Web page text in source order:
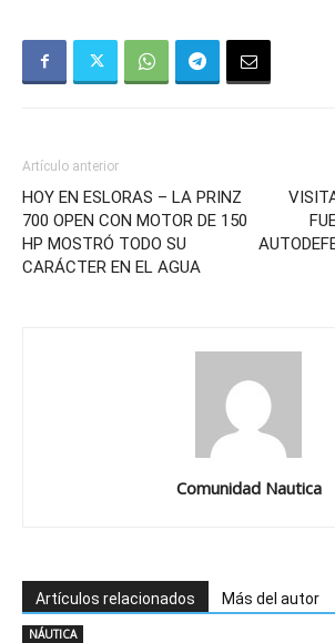
Artículo anterior
HOY EN ESLORAS – LA PRINZ
700 OPEN CON MOTOR DE 150
HP MOSTRÓ TODO SU
CARÁCTER EN EL AGUA
Comunidad Nautica
Artículos relacionados Más del autor
NÁUTICA